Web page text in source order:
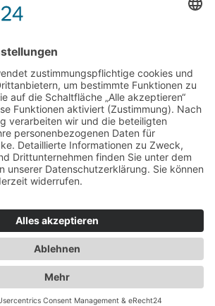
Vintage
Burda
& Hosen
& Mäntel
Fantasy
& Deko
Suchen
Suchen
5 Buschstaben oder Zahlen eingeben!
Vertrag widerrufen